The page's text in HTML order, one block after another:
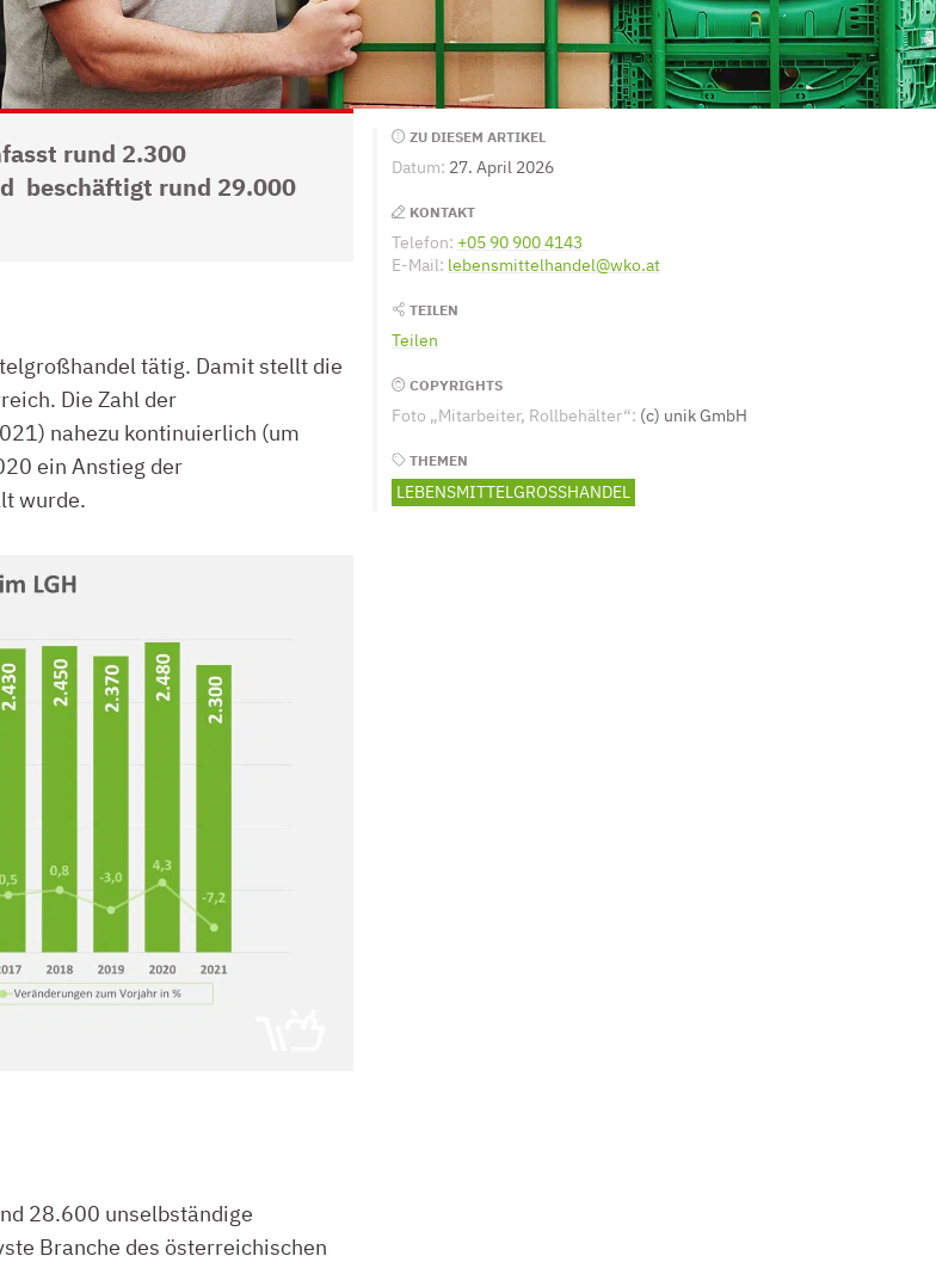
rund 2.300
beschäftigt rund 29.000
tätig. Damit stellt die
Die Zahl der
nahezu kontinuierlich (um
ein Anstieg der
wurde.
28.600 unselbständige
Branche des österreichischen
Seitenleiste
ZU DIESEM ARTIKEL
Datum: 27. April 2026
KONTAKT
Telefon: +05 90 900 4143
E-Mail: lebensmittelhandel@wko.at
TEILEN
Teilen
COPYRIGHTS
Foto „Mitarbeiter, Rollbehälter“: (c) unik GmbH
THEMEN
LEBENSMITTELGROSSHANDEL